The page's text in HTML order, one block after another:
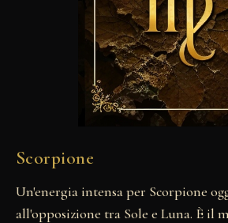
Scorpione
Un'energia intensa per Scorpione
all'opposizione tra Sole e Luna. È il